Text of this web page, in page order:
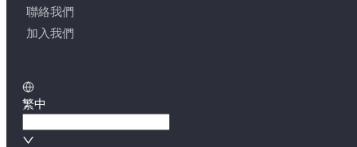
聯絡我們
加入我們
繁中